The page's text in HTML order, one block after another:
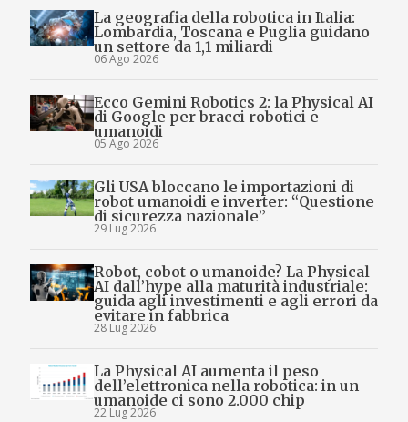
La geografia della robotica in Italia:
Lombardia, Toscana e Puglia guidano
un settore da 1,1 miliardi
06 Ago 2026
Ecco Gemini Robotics 2: la Physical AI
di Google per bracci robotici e
umanoidi
05 Ago 2026
Gli USA bloccano le importazioni di
robot umanoidi e inverter: “Questione
di sicurezza nazionale”
29 Lug 2026
Robot, cobot o umanoide? La Physical
AI dall’hype alla maturità industriale:
guida agli investimenti e agli errori da
evitare in fabbrica
28 Lug 2026
La Physical AI aumenta il peso
dell’elettronica nella robotica: in un
umanoide ci sono 2.000 chip
22 Lug 2026